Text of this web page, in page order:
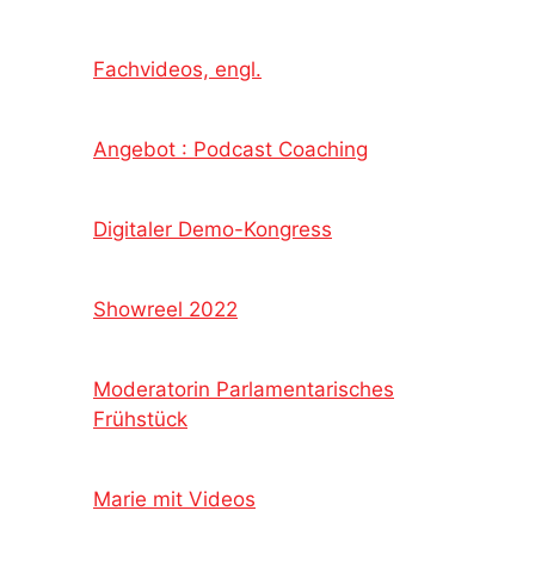
Fachvideos, engl.
Angebot : Podcast Coaching
Digitaler Demo-Kongress
Showreel 2022
Moderatorin Parlamentarisches
Frühstück
Marie mit Videos